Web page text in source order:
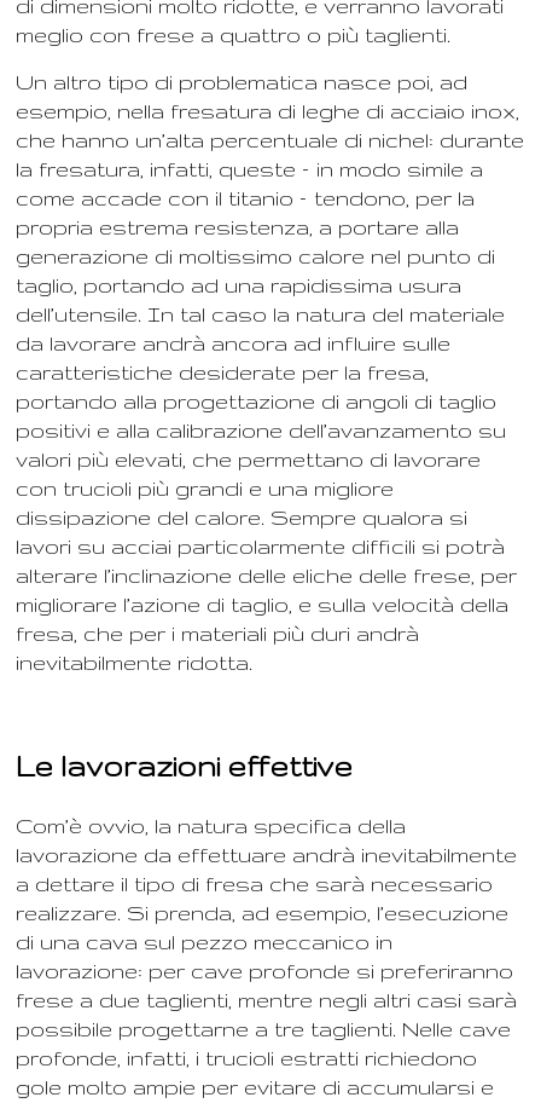
di dimensioni molto ridotte, e verranno lavorati
meglio con frese a quattro o più taglienti.
Un altro tipo di problematica nasce poi, ad
esempio, nella fresatura di leghe di acciaio inox,
che hanno un’alta percentuale di nichel: durante
la fresatura, infatti, queste – in modo simile a
come accade con il titanio – tendono, per la
propria estrema resistenza, a portare alla
generazione di moltissimo calore nel punto di
taglio, portando ad una rapidissima usura
dell’utensile. In tal caso la natura del materiale
da lavorare andrà ancora ad influire sulle
caratteristiche desiderate per la fresa,
portando alla progettazione di angoli di taglio
positivi e alla calibrazione dell’avanzamento su
valori più elevati, che permettano di lavorare
con trucioli più grandi e una migliore
dissipazione del calore. Sempre qualora si
lavori su acciai particolarmente difficili si potrà
alterare l’inclinazione delle eliche delle frese, per
migliorare l’azione di taglio, e sulla velocità della
fresa, che per i materiali più duri andrà
inevitabilmente ridotta.
Le lavorazioni effettive
Com’è ovvio, la natura specifica della
lavorazione da effettuare andrà inevitabilmente
a dettare il tipo di fresa che sarà necessario
realizzare. Si prenda, ad esempio, l’esecuzione
di una cava sul pezzo meccanico in
lavorazione: per cave profonde si preferiranno
frese a due taglienti, mentre negli altri casi sarà
possibile progettarne a tre taglienti. Nelle cave
profonde, infatti, i trucioli estratti richiedono
gole molto ampie per evitare di accumularsi e